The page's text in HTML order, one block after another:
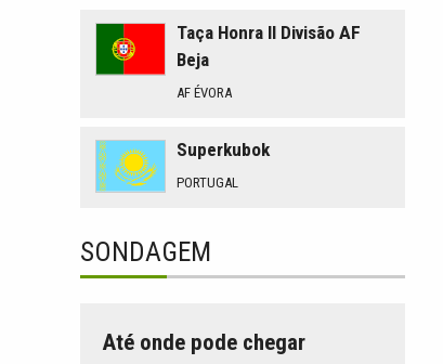
Taça Honra II Divisão AF
Beja
AF ÉVORA
Superkubok
PORTUGAL
SONDAGEM
Até onde pode chegar